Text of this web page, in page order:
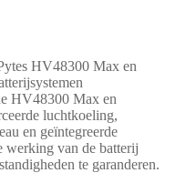
HV48300 Max en
HV48300 Max en
luchtkoeling,
en geïntegreerde
werking van de batterij
te garanderen.